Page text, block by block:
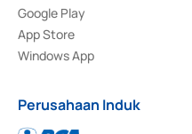
Google Play
App Store
Windows App
Perusahaan Induk